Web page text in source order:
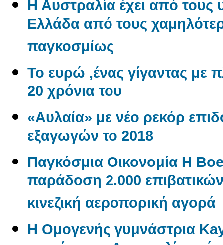
Η Αυστραλία έχει από τους
Ελλάδα από τους
παγκοσμίως
Το ευρώ ,ένας γίγαντας με
20 χρόνια του
«Αυλαία» με νέο ρεκόρ
εξαγωγών το 2018
Παγκόσμια Οικονομία Η
παράδοση 2.000
κινεζική αεροπορική αγορά
Η Ομογενής γυμνάστρια